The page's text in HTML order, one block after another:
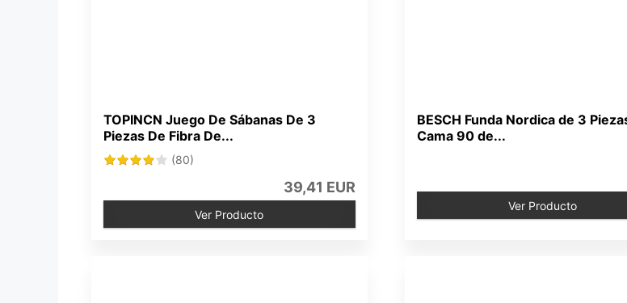
TOPINCN Juego De Sábanas De 3
Piezas De Fibra De...
(80)
39,41 EUR
Ver Producto
BESCH Funda Nordica de 3
Cama 90 de...
Ver Producto